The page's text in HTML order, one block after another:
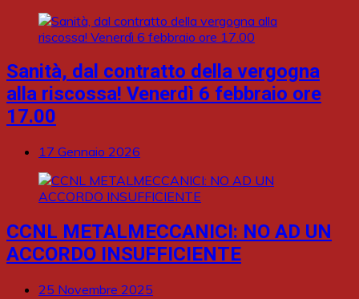
Sanità, dal contratto della vergogna
alla riscossa! Venerdì 6 febbraio ore
17.00
17 Gennaio 2026
CCNL METALMECCANICI: NO AD UN
ACCORDO INSUFFICIENTE
25 Novembre 2025